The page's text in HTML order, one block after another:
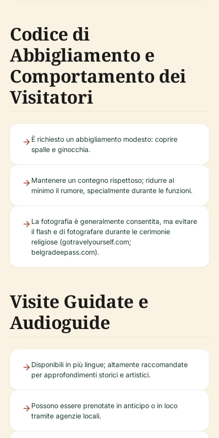
Codice di
Abbigliamento e
Comportamento dei
Visitatori
È richiesto un abbigliamento modesto: coprire
spalle e ginocchia.
Mantenere un contegno rispettoso; ridurre al
minimo il rumore, specialmente durante le funzioni.
La fotografia è generalmente consentita, ma evitare
il flash e di fotografare durante le cerimonie
religiose (gotravelyourself.com;
belgradeepass.com).
Visite Guidate e
Audioguide
Disponibili in più lingue; altamente raccomandate
per approfondimenti storici e artistici.
Possono essere prenotate in anticipo o in loco
tramite agenzie locali.